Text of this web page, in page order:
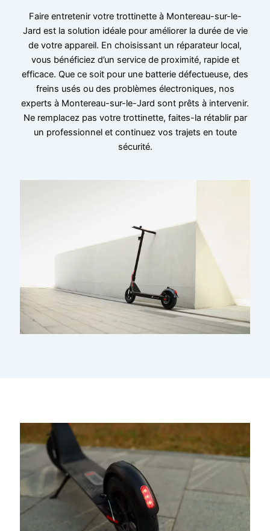
Faire entretenir votre trottinette à Montereau-sur-le-
Jard est la solution idéale pour améliorer la durée de vie
de votre appareil. En choisissant un réparateur local,
vous bénéficiez d’un service de proximité, rapide et
efficace. Que ce soit pour une batterie défectueuse, des
freins usés ou des problèmes électroniques, nos
experts à Montereau-sur-le-Jard sont prêts à intervenir.
Ne remplacez pas votre trottinette, faites-la rétablir par
un professionnel et continuez vos trajets en toute
sécurité.